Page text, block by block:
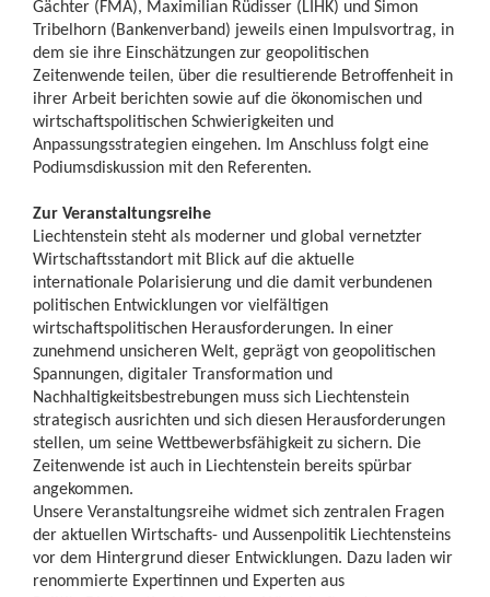
Gächter (FMA), Maximilian Rüdisser (LIHK) und Simon
Tribelhorn (Bankenverband) jeweils einen Impulsvortrag, in
dem sie ihre Einschätzungen zur geopolitischen
Zeitenwende teilen, über die resultierende Betroffenheit in
ihrer Arbeit berichten sowie auf die ökonomischen und
wirtschaftspolitischen Schwierigkeiten und
Anpassungsstrategien eingehen. Im Anschluss folgt eine
Podiumsdiskussion mit den Referenten.
Zur Veranstaltungsreihe
Liechtenstein steht als moderner und global vernetzter
Wirtschaftsstandort mit Blick auf die aktuelle
internationale Polarisierung und die damit verbundenen
politischen Entwicklungen vor vielfältigen
wirtschaftspolitischen Herausforderungen. In einer
zunehmend unsicheren Welt, geprägt von geopolitischen
Spannungen, digitaler Transformation und
Nachhaltigkeitsbestrebungen muss sich Liechtenstein
strategisch ausrichten und sich diesen Herausforderungen
stellen, um seine Wettbewerbsfähigkeit zu sichern. Die
Zeitenwende ist auch in Liechtenstein bereits spürbar
angekommen.
Unsere Veranstaltungsreihe widmet sich zentralen Fragen
der aktuellen Wirtschafts- und Aussenpolitik Liechtensteins
vor dem Hintergrund dieser Entwicklungen. Dazu laden wir
renommierte Expertinnen und Experten aus